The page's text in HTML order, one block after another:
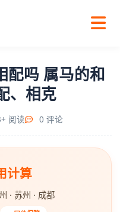
配吗 属马的和
、相克
阅读 0 评论
计算
· 苏州 · 成都